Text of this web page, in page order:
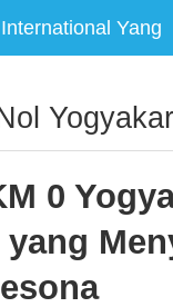
Yang
0